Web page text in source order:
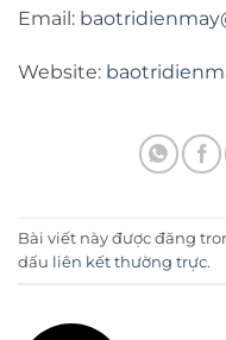
Email:
Website:
Bài viết này được đăng
dấu liên kết thường trực.